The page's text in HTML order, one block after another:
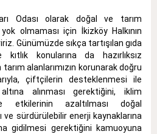
Odası olarak doğal ve tarım
olmaması için İkizköy Halkının
Günümüzde sıkça tartışılan gıda
konularına da hazırlıksız
alanlarımızın korunarak doğru
çiftçilerin desteklenmesi ile
alınması gerektiğini, iklim
etkilerinin azaltılması doğal
ve sürdürülebilir enerji kaynaklarına
gidilmesi gerektiğini kamuoyuna